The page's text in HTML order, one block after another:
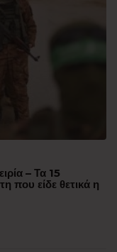
– Τα 15
που είδε θετικά η